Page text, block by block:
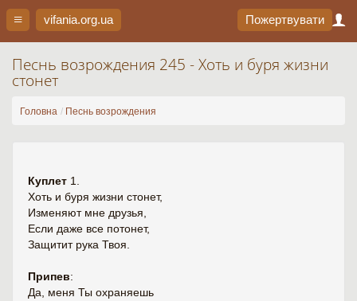
vifania.org.ua Пожертвувати
Песнь возрождения 245 - Хоть и буря жизни
стонет
Головна Песнь возрождения
Куплет 1.
Хоть и буря жизни стонет,
Изменяют мне друзья,
Если даже все потонет,
Защитит рука Твоя.
Припев:
Да, меня Ты охраняешь